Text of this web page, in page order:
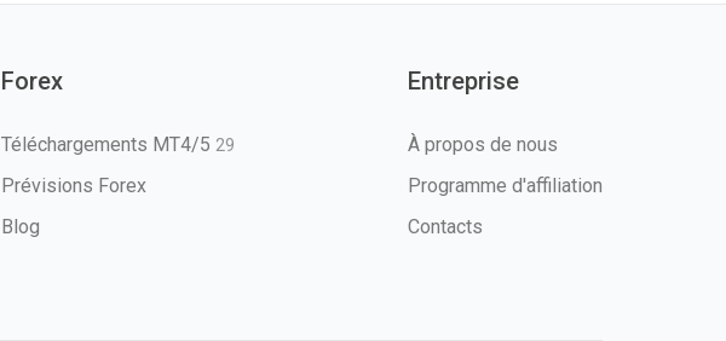
Forex
Téléchargements MT4/5 29
Prévisions Forex
Blog
Entreprise
À propos de nous
Programme d'affiliation
Contacts